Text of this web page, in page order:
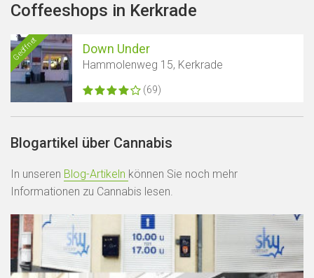
Coffeeshops in Kerkrade
Geöffnet Down Under
Hammolenweg 15, Kerkrade
(69)
Blogartikel über Cannabis
In unseren Blog-Artikeln können Sie noch mehr
Informationen zu Cannabis lesen.